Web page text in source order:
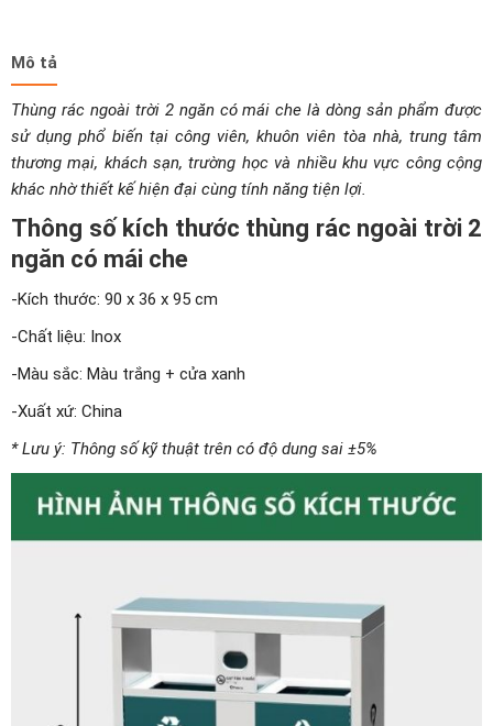
lượng
Mô tả
Thùng rác ngoài trời 2 ngăn có mái che là dòng sản phẩm được
sử dụng phổ biến tại công viên, khuôn viên tòa nhà, trung tâm
thương mại, khách sạn, trường học và nhiều khu vực công cộng
khác nhờ thiết kế hiện đại cùng tính năng tiện lợi.
Thông số kích thước thùng rác ngoài trời 2
ngăn có mái che
-Kích thước: 90 x 36 x 95 cm
-Chất liệu: Inox
-Màu sắc: Màu trắng + cửa xanh
-Xuất xứ: China
* Lưu ý: Thông số kỹ thuật trên có độ dung sai ±5%